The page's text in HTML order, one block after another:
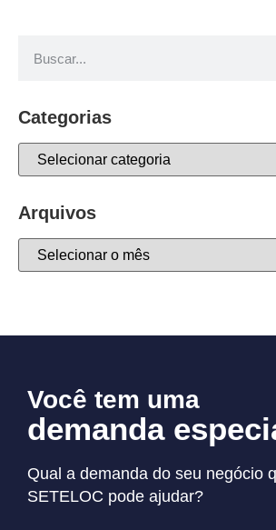
Categorias
Arquivos
Você tem uma
demanda
Qual a demanda do seu negócio
SETELOC pode ajudar?